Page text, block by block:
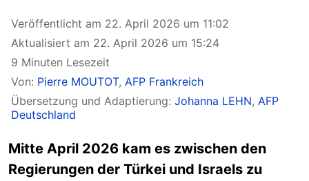
Veröffentlicht am 22. April 2026 um 11:02
Aktualisiert am 22. April 2026 um 15:24
9 Minuten Lesezeit
Von: Pierre MOUTOT, AFP Frankreich
Übersetzung und Adaptierung: Johanna LEHN, AFP
Deutschland
Mitte April 2026 kam es zwischen den
Regierungen der Türkei und Israels zu